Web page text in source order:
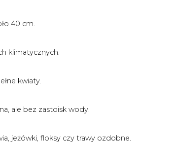
40 cm.
klimatycznych.
kwiaty.
ale bez zastoisk wody.
jeżówki, floksy czy trawy ozdobne.